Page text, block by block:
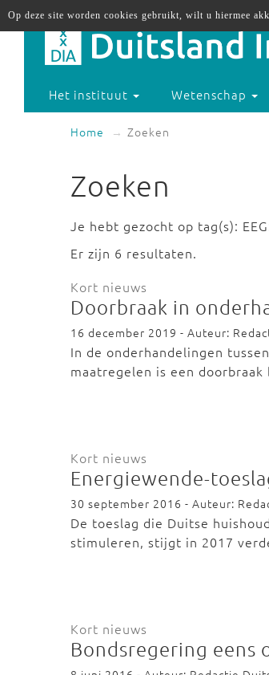
Het instituut Wetenschap
Home Zoeken
Zoeken
Je hebt gezocht op tag(s):
Er zijn 6 resultaten.
Kort nieuws
Doorbraak in
16 december 2019 - Auteur:
In de onderhandelingen
maatregelen is een
Kort nieuws
Energiewende-
30 september 2016 - Auteur:
De toeslag die Duitse
stimuleren, stijgt in 2017
Kort nieuws
Bondsregering eens
Op deze site worden cookies gebruikt, wilt u hiermee